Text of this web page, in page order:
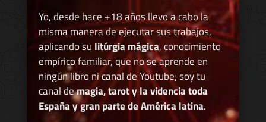
Yo, desde hace +18 años llevo a cabo la
misma manera de ejecutar sus trabajos,
aplicando su litúrgia mágica, conocimiento
empírico familiar, que no se aprende en
ningún libro ni canal de Youtube; soy tu
canal demagia, tarot y la videncia toda
España y gran parte de América latina.